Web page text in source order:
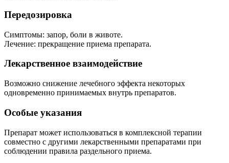
Передозировка
Симптомы: запор, боли в животе.
Лечение: прекращение приема препарата.
Лекарственное взаимодействие
Возможно снижение лечебного эффекта некоторых
одновременно принимаемых внутрь препаратов.
Особые указания
Препарат может использоваться в комплексной терапии
совместно с другими лекарственными препаратами при
соблюдении правила раздельного приема.